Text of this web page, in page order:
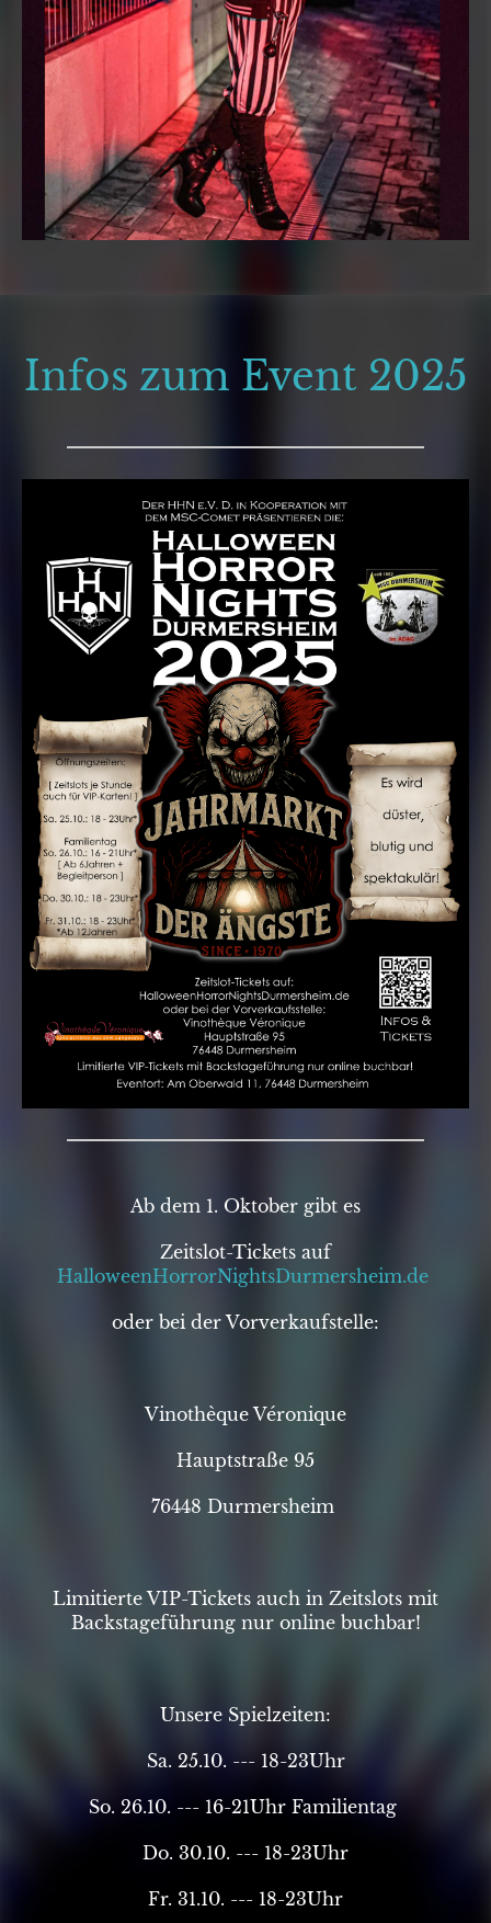
Infos zum Event 2025
Ab dem 1. Oktober gibt es
Zeitslot-Tickets auf
HalloweenHorrorNightsDurmersheim.de
oder bei der Vorverkaufstelle:
Vinothèque Véronique
Hauptstraße 95
76448 Durmersheim
Limitierte VIP-Tickets auch in Zeitslots mit
Backstageführung nur online buchbar!
Unsere Spielzeiten:
Sa. 25.10. --- 18-23Uhr
So. 26.10. --- 16-21Uhr Familientag
Do. 30.10. --- 18-23Uhr
Fr. 31.10. --- 18-23Uhr